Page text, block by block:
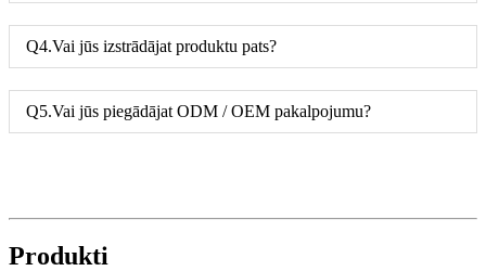
Q4.Vai jūs izstrādājat produktu pats?
Q5.Vai jūs piegādājat ODM / OEM pakalpojumu?
Produkti